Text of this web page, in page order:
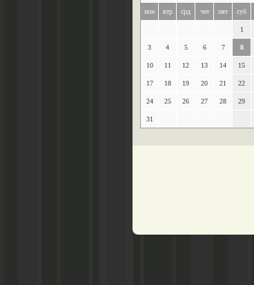
пон втр срд чет пят суб
1
3 4 5 6 7 8
10 11 12 13 14 15
17 18 19 20 21 22
24 25 26 27 28 29
31